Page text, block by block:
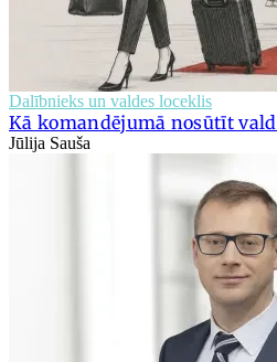
Dalībnieks un valdes loceklis
Kā komandējumā nosūtīt
Jūlija Sauša